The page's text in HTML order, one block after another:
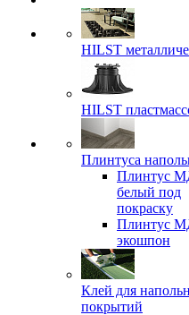
HILST
HILST
Плинтуса
Плинтус
белый под
покраску
Плинтус
экошпон
Клей для
покрытий